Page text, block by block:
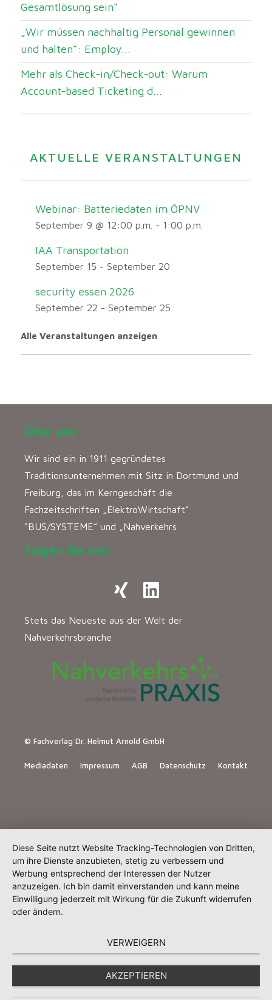
Gesamtlösung sein“
„Wir müssen nachhaltig Personal gewinnen
und halten“: Employ...
Mehr als Check-in/Check-out: Warum
Account-based Ticketing d...
AKTUELLE VERANSTALTUNGEN
Webinar: Batteriedaten im ÖPNV
September 9 @ 12:00 p.m. - 1:00 p.m.
IAA Transportation
September 15 - September 20
security essen 2026
September 22 - September 25
Alle Veranstaltungen anzeigen
Über uns
Wir sind ein in 1911 gegründetes
Traditionsunternehmen mit Sitz in Dortmund und
Freiburg, das im Kerngeschäft die
Fachzeitschriften „ElektroWirtschaft“
“BUS/SYSTEME” und „Nahverkehrs […]
Folgen Sie uns:
Stets das Neueste aus der Welt der
Nahverkehrsbranche
© Fachverlag Dr. Helmut Arnold GmbH
Mediadaten Impressum AGB Datenschutz Kontakt
Diese Seite nutzt Website Tracking-Technologien von Dritten,
um ihre Dienste anzubieten, stetig zu verbessern und
Werbung entsprechend der Interessen der Nutzer
anzuzeigen. Ich bin damit einverstanden und kann meine
Einwilligung jederzeit mit Wirkung für die Zukunft widerrufen
oder ändern.
VERWEIGERN
AKZEPTIEREN